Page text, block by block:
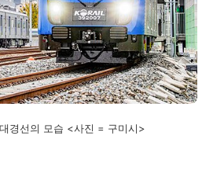
경선의 모습 <사진 = 구미시>